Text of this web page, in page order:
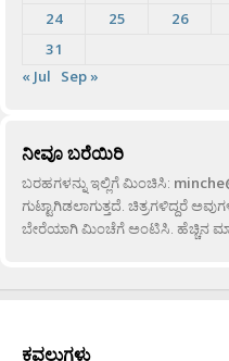
24
25 26
31
« Jul
Sep »
ನೀವೂ ಬರೆಯಿರಿ
ಬರಹಗಳನ್ನು ಇಲ್ಲಿಗೆ ಮಿಂಚಿಸಿ:
ಗುಟ್ಟಾಗಿಡಲಾಗುತ್ತದೆ. ಚಿತ್ರಗಳಿದ್ದರೆ
ಬೇರೆಯಾಗಿ ಮಿಂಚೆಗೆ ಅಂಟಿಸಿ. ಹೆಚ್ಚಿನ
ಕವಲುಗಳು